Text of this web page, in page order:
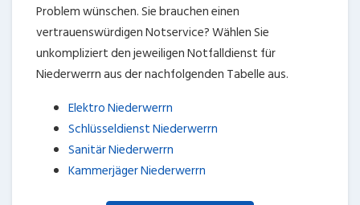
Problem wünschen. Sie brauchen einen
vertrauenswürdigen Notservice? Wählen Sie
unkompliziert den jeweiligen Notfalldienst für
Niederwerrn aus der nachfolgenden Tabelle aus.
Elektro Niederwerrn
Schlüsseldienst Niederwerrn
Sanitär Niederwerrn
Kammerjäger Niederwerrn